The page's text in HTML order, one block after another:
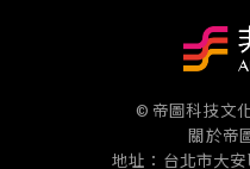
© 帝圖科技文
關於帝
地址：台北市大